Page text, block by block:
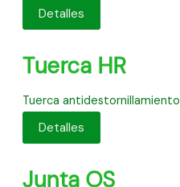
Detalles
Tuerca HR
Tuerca antidestornillamiento
Detalles
Junta OS